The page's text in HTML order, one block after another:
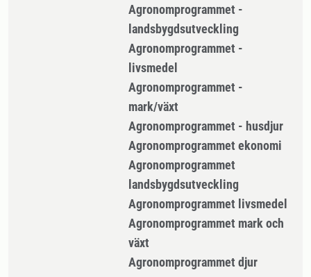
Agronomprogrammet -
landsbygdsutveckling
Agronomprogrammet -
livsmedel
Agronomprogrammet -
mark/växt
Agronomprogrammet - husdjur
Agronomprogrammet ekonomi
Agronomprogrammet
landsbygdsutveckling
Agronomprogrammet livsmedel
Agronomprogrammet mark och
växt
Agronomprogrammet djur